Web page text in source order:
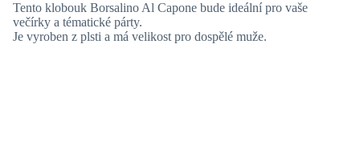
Tento klobouk Borsalino Al Capone bude ideální pro vaše
večírky a tématické párty.
Je vyroben z plsti a má velikost pro dospělé muže.